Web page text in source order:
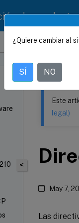
de
Este
Citrix
<
Este
legal)
May 7,
Las
¿Quiere cambiar al
SÍ NO